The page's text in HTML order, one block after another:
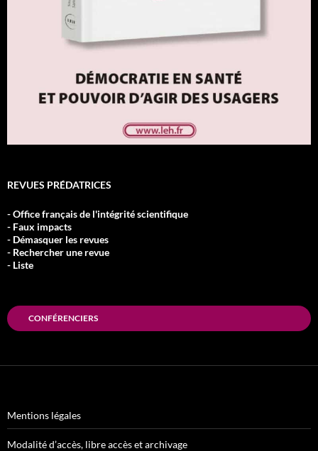
REVUES PRÉDATRICES
- Office français de l'intégrité scientifique
- Faux impacts
- Démasquer les revues
- Rechercher une revue
- Liste
CONFÉRENCIERS
Mentions légales
Modalité d’accès, libre accès et archivage